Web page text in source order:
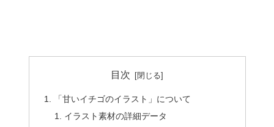
目次
「甘いイチゴのイラスト」について
イラスト素材の詳細データ